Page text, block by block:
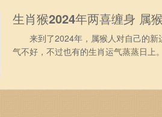
生肖猴2024年两喜缠身 属
来到了2024年，属猴人对自己的新
气不好，不过也有的生肖运气蒸蒸日上
升职加薪或者是意外的小财富。不管